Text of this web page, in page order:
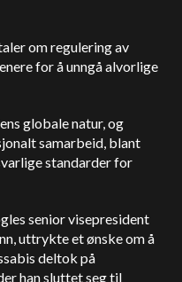
om regulering av
for å unngå alvorlige
globale natur, og
samarbeid, blant
standarder for
senior visepresident
uttrykte et ønske om å
deltok på
han sluttet seg til